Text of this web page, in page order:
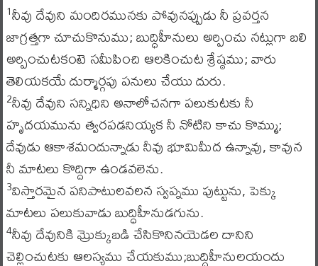
1నీవు దేవుని మందిరమునకు పోవునప్పుడు నీ ప్రవర్తన
జాగ్రత్తగా చూచుకొనుము; బుద్ధిహీనులు అర్పించు నట్లుగా బలి
అర్పించుటకంటె సమీపించి ఆలకించుట శ్రేష్ఠము; వారు
తెలియకయే దుర్మార్గపు పనులు చేయు దురు.
2నీవు దేవుని సన్నిధిని అనాలోచనగా పలుకుటకు నీ
హృదయమును త్వరపడనియ్యక నీ నోటిని కాచు కొమ్ము;
దేవుడు ఆకాశమందున్నాడు నీవు భూమిమీద ఉన్నావు, కావున
నీ మాటలు కొద్దిగా ఉండవలెను.
3విస్తారమైన పనిపాటులవలన స్వప్నము పుట్టును, పెక్కు
మాటలు పలుకువాడు బుద్ధిహీనుడగును.
4నీవు దేవునికి మ్రొక్కుబడి చేసికొనినయెడల దానిని
చెల్లించుటకు ఆలస్యము చేయకుము;బుద్ధిహీనులయందు